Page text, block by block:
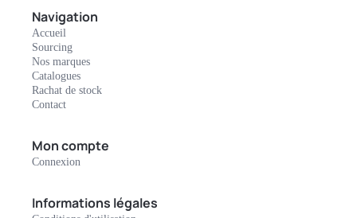
Navigation
Accueil
Sourcing
Nos marques
Catalogues
Rachat de stock
Contact
Mon compte
Connexion
Informations légales